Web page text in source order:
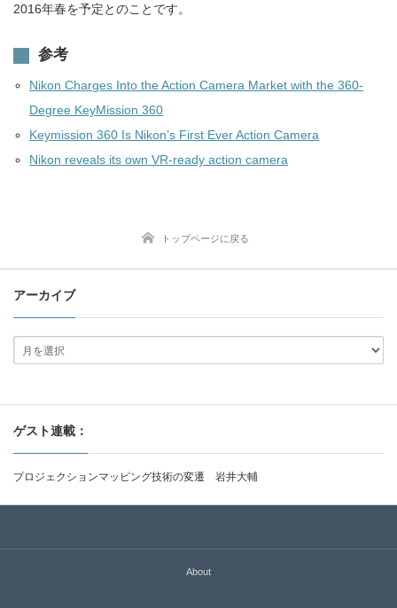
2016年春を予定とのことです。
参考
Nikon Charges Into the Action Camera Market with the 360-
Degree KeyMission 360
Keymission 360 Is Nikon’s First Ever Action Camera
Nikon reveals its own VR-ready action camera
トップページに戻る
アーカイブ
ゲスト連載：
プロジェクションマッピング技術の変遷 岩井大輔
About